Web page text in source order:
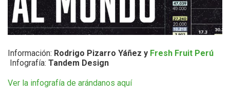
Información: Rodrigo Pizarro Yáñez y Fresh Fruit Perú
Infografía: Tandem Design
Ver la infografía de arándanos aquí